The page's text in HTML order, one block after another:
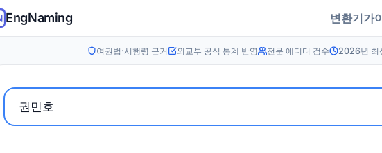
EngNaming 변환기가
여권법·시행령 근거 외교부 공식 통계 반영 전문 에디터 검수 2026년 최